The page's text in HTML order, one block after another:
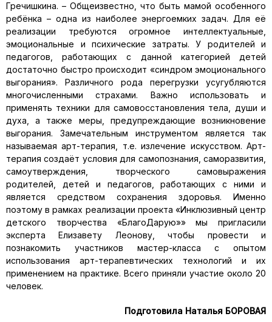
Гречишкина. – Общеизвестно, что быть мамой особенного
ребёнка – одна из наиболее энергоемких задач. Для её
реализации требуются огромное интеллектуальные,
эмоциональные и психические затраты. У родителей и
педагогов, работающих с данной категорией детей
достаточно быстро происходит «синдром эмоционального
выгорания». Различного рода перегрузки усугубляются
многочисленными страхами. Важно использовать и
применять техники для самовосстановления тела, души и
духа, а также меры, предупреждающие возникновение
выгорания. Замечательным инструментом является так
называемая арт-терапия, т.е. излечение искусством. Арт-
терапия создаёт условия для самопознания, саморазвития,
самоутверждения, творческого самовыражения
родителей, детей и педагогов, работающих с ними и
является средством сохранения здоровья. Именно
поэтому в рамках реализации проекта «Инклюзивный центр
детского творчества «БлагоДарую»» мы пригласили
эксперта Елизавету Леонову, чтобы провести и
познакомить участников мастер-класса с опытом
использования арт-терапевтических технологий и их
применением на практике. Всего приняли участие около 20
человек.
Подготовила Наталья БОРОВАЯ